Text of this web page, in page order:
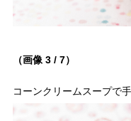
（画像 3 / 7）
コーンクリームスープで